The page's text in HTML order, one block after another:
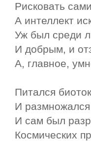
Рисковать
А интеллект
Уж был среди
И добрым, и
А, главное,
Питался
И
И сам был
Космических